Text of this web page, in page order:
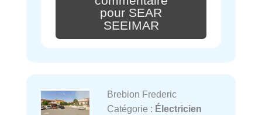
pour SEAR
SEEIMAR
Brebion Frederic
Catégorie : Électricien